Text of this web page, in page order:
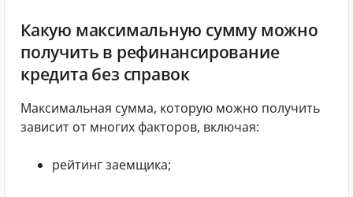
Какую максимальную сумму можно
получить в рефинансирование
кредита без справок
Максимальная сумма, которую можно получить
зависит от многих факторов, включая:
рейтинг заемщика;